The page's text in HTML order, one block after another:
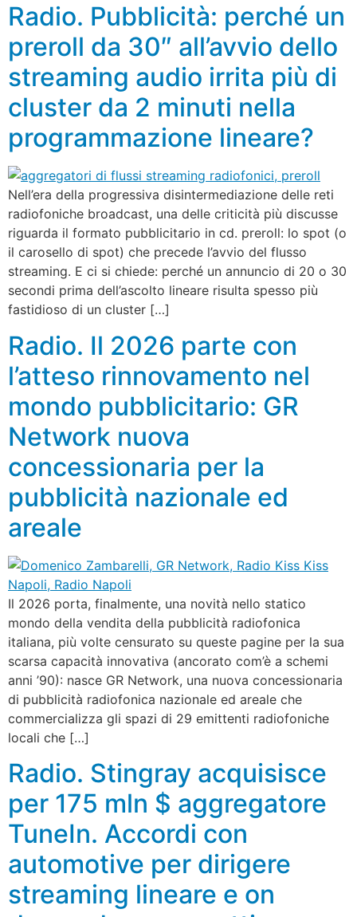
Radio. Pubblicità: perché un
preroll da 30″ all’avvio dello
streaming audio irrita più di
cluster da 2 minuti nella
programmazione lineare?
Nell’era della progressiva disintermediazione delle reti
radiofoniche broadcast, una delle criticità più discusse
riguarda il formato pubblicitario in cd. preroll: lo spot (o
il carosello di spot) che precede l’avvio del flusso
streaming. E ci si chiede: perché un annuncio di 20 o 30
secondi prima dell’ascolto lineare risulta spesso più
fastidioso di un cluster […]
Radio. Il 2026 parte con
l’atteso rinnovamento nel
mondo pubblicitario: GR
Network nuova
concessionaria per la
pubblicità nazionale ed
areale
Il 2026 porta, finalmente, una novità nello statico
mondo della vendita della pubblicità radiofonica
italiana, più volte censurato su queste pagine per la sua
scarsa capacità innovativa (ancorato com’è a schemi
anni ’90): nasce GR Network, una nuova concessionaria
di pubblicità radiofonica nazionale ed areale che
commercializza gli spazi di 29 emittenti radiofoniche
locali che […]
Radio. Stingray acquisisce
per 175 mln $ aggregatore
TuneIn. Accordi con
automotive per dirigere
streaming lineare e on